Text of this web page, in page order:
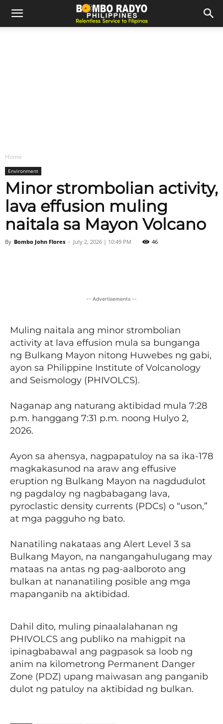
Home
Environment
Minor strombolian activity,
lava effusion muling
naitala sa Mayon Volcano
By Bombo John Flores - July 2, 2026 | 10:49 PM 46
-- Advertisements --
Muling naitala ang minor strombolian
activity at lava effusion mula sa bunganga
ng Bulkang Mayon nitong Huwebes ng gabi,
ayon sa Philippine Institute of Volcanology
and Seismology (PHIVOLCS).
Naganap ang naturang aktibidad mula 7:28
p.m. hanggang 7:31 p.m. noong Hulyo 2,
2026.
Ayon sa ahensya, nagpapatuloy na sa ika-178
magkakasunod na araw ang effusive
eruption ng Bulkang Mayon na nagdudulot
ng pagdaloy ng nagbabagang lava,
pyroclastic density currents (PDCs) o “uson,”
at mga pagguho ng bato.
Nanatiling nakataas ang Alert Level 3 sa
Bulkang Mayon, na nangangahulugang may
mataas na antas ng pag-aalboroto ang
bulkan at nananatiling posible ang mga
mapanganib na aktibidad.
Dahil dito, muling pinaalalahanan ng
PHIVOLCS ang publiko na mahigpit na
ipinagbabawal ang pagpasok sa loob ng
anim na kilometrong Permanent Danger
Zone (PDZ) upang maiwasan ang panganib
dulot ng patuloy na aktibidad ng bulkan.